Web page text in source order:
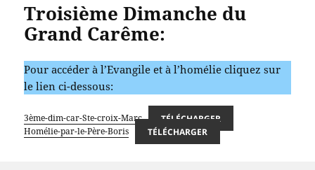
Troisième Dimanche du
Grand Carême:
Pour accéder à l’Evangile et à l’homélie cliquez sur
le lien ci-dessous:
3ème-dim-car-Ste-croix-Marc
TÉLÉCHARGER
Homélie-par-le-Père-Boris
TÉLÉCHARGER